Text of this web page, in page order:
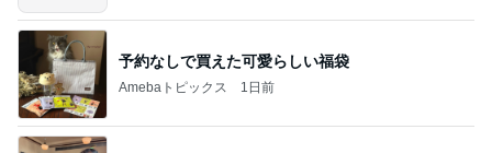
予約なしで買えた可愛らしい福袋
Amebaトピックス 1日前